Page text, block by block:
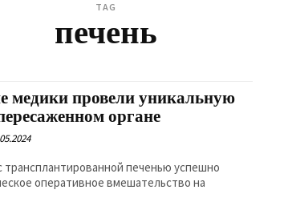
TAG
печень
медики провели уникальную
органе
трансплантированной печенью успешно
оперативное вмешательство на